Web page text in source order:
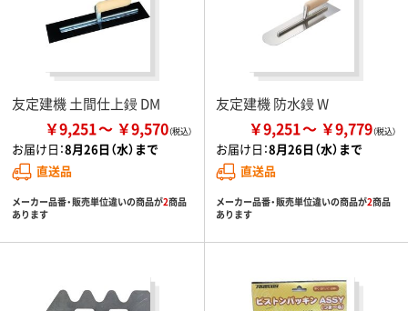
友定建機 土間仕上鏝 DM
￥9,251 ￥9,570
お届け日：8月26日（水）まで
直送品
メーカー品番・販売単位違いの商品が2商品
あります
友定建機 防水鏝 W
￥9,251 ￥9,779
お届け日：8月26日（水）まで
直送品
メーカー品番・販売単位違いの商品が2商品
あります